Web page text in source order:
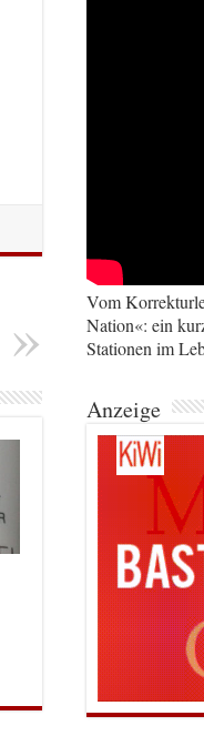
Vom
Nation«: ein
Stationen im
Anzeige